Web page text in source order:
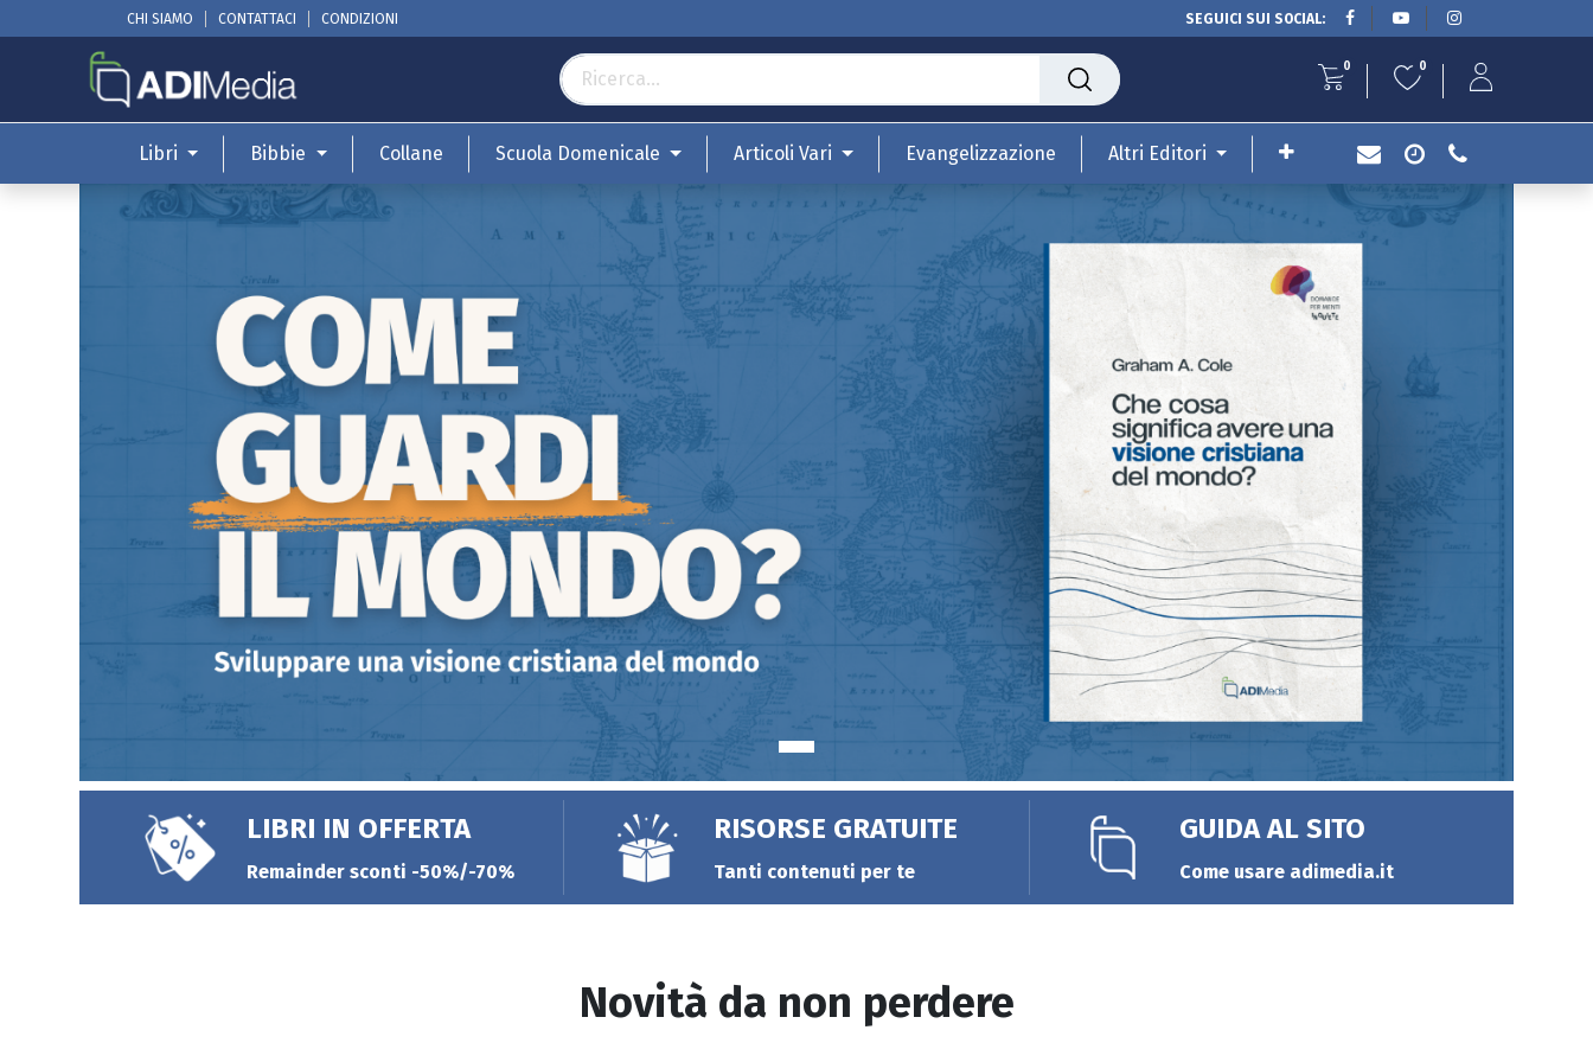
CHI SIAMO CONTATTACI CONDIZIONI SEGUICI SUI SOCIAL:
0 0
Libri Bibbie Collane Scuola Domenicale Articoli Vari Evangelizzazione Altri Editori
LIBRI IN OFFERTA
Remainder sconti -50%/-70%
RISORSE GRATUITE
Tanti contenuti per te
GUIDA AL SITO
Come usare adimedia.it
Novità da non perdere